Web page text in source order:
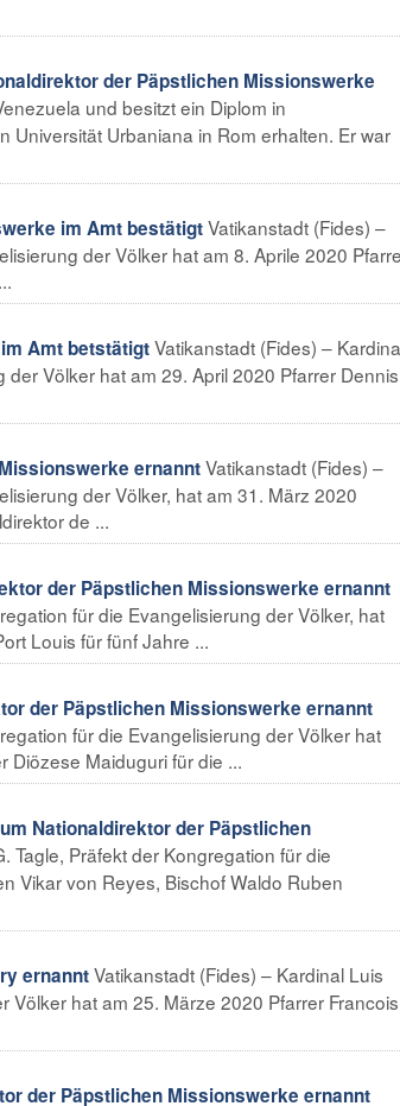
der Päpstlichen Missionswerke
und besitzt ein Diplom in
Universität Urbaniana in Rom erhalten. Er war
im Amt bestätigtVatikanstadt (Fides) –
der Völker hat am 8. Aprile 2020
Amt betstätigtVatikanstadt (Fides) –
Völker hat am 29. April 2020 Pfarrer Dennis
ernanntVatikanstadt (Fides) –
der Völker, hat am 31. März 2020
de ...
der Päpstlichen Missionswerke ernannt
für die Evangelisierung der Völker, hat
Louis für fünf Jahre ...
der Päpstlichen Missionswerke ernannt
für die Evangelisierung der Völker hat
Diözese Maiduguri für die ...
Nationaldirektor der Päpstlichen
Tagle, Präfekt der Kongregation für die
Vikar von Reyes, Bischof Waldo Ruben
ernanntVatikanstadt (Fides) – Kardinal Luis
Völker hat am 25. Märze 2020 Pfarrer Francois
der Päpstlichen Missionswerke ernannt